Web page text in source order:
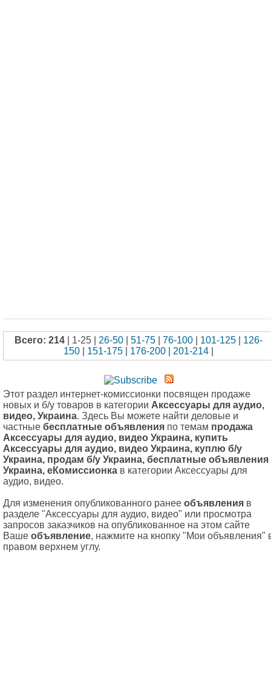
Всего: 214 | 1-25 | 26-50 51-75 76-100 101-125
126-
150
151-175 176-200 201-214
Этот раздел интернет-комиссионки посвящен продаже
новых и б/у товаров в категории Аксессуары для аудио,
видео, Украина. Здесь Вы можете найти деловые и
частные бесплатные объявления по темам продажа
Аксессуары для аудио, видео Украина, купить
Аксессуары для аудио, видео Украина, куплю б/у
Украина, продам б/у Украина, бесплатные объявления
Украина, еКомиссионка в категории Аксессуары для
аудио, видео.
Для изменения опубликованного ранее объявления в
разделе "Аксессуары для аудио, видео" или просмотра
запросов заказчиков на опубликованное на этом сайте
Ваше объявление, нажмите на кнопку "Мои объявления"
правом верхнем углу.